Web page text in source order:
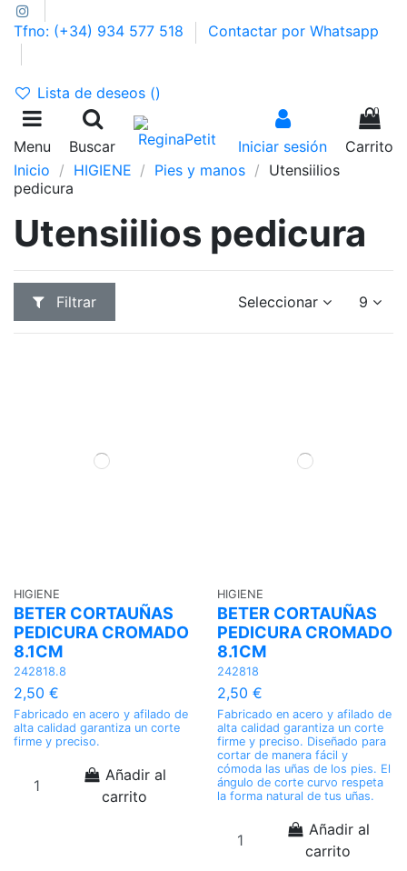
Tfno: (+34) 934 577 518 Contactar por Whatsapp
Lista de deseos ()
Menu Buscar Iniciar sesión
0
Carrito
Inicio
HIGIENE Pies y manos
Utensiilios
pedicura
Utensiilios pedicura
Filtrar Seleccionar 9
HIGIENE
BETER CORTAUÑAS
PEDICURA CROMADO
8.1CM
242818.8
2,50 €
Fabricado en acero y afilado de
alta calidad garantiza un corte
firme y preciso.
Añadir al
carrito
HIGIENE
BETER CORTAUÑAS
PEDICURA CROMADO
8.1CM
242818
2,50 €
Fabricado en acero y afilado de
alta calidad garantiza un corte
firme y preciso. Diseñado para
cortar de manera fácil y
cómoda las uñas de los pies. El
ángulo de corte curvo respeta
la forma natural de tus uñas.
Añadir al
carrito